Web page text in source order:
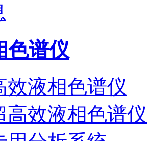
色谱仪
效液相色谱仪
高效液相色谱仪